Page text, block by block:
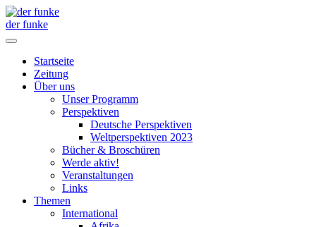
der funke
Startseite
Zeitung
Über uns
Unser Programm
Perspektiven
Deutsche Perspektiven
Weltperspektiven 2023
Bücher & Broschüren
Werde aktiv!
Veranstaltungen
Links
Themen
International